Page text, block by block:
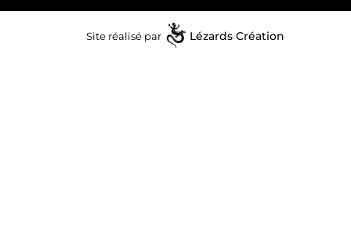
Site réalisé par Lézards Création